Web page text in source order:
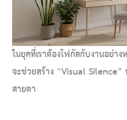
ในยุคที่เราต้องโฟกัสกับงานอย่า
จะช่วยสร้าง “Visual Silence”
สายตา